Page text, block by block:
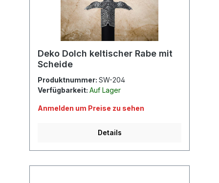
Deko Dolch keltischer Rabe mit
Scheide
Produktnummer: SW-204
Verfügbarkeit: Auf Lager
Anmelden um Preise zu sehen
Details